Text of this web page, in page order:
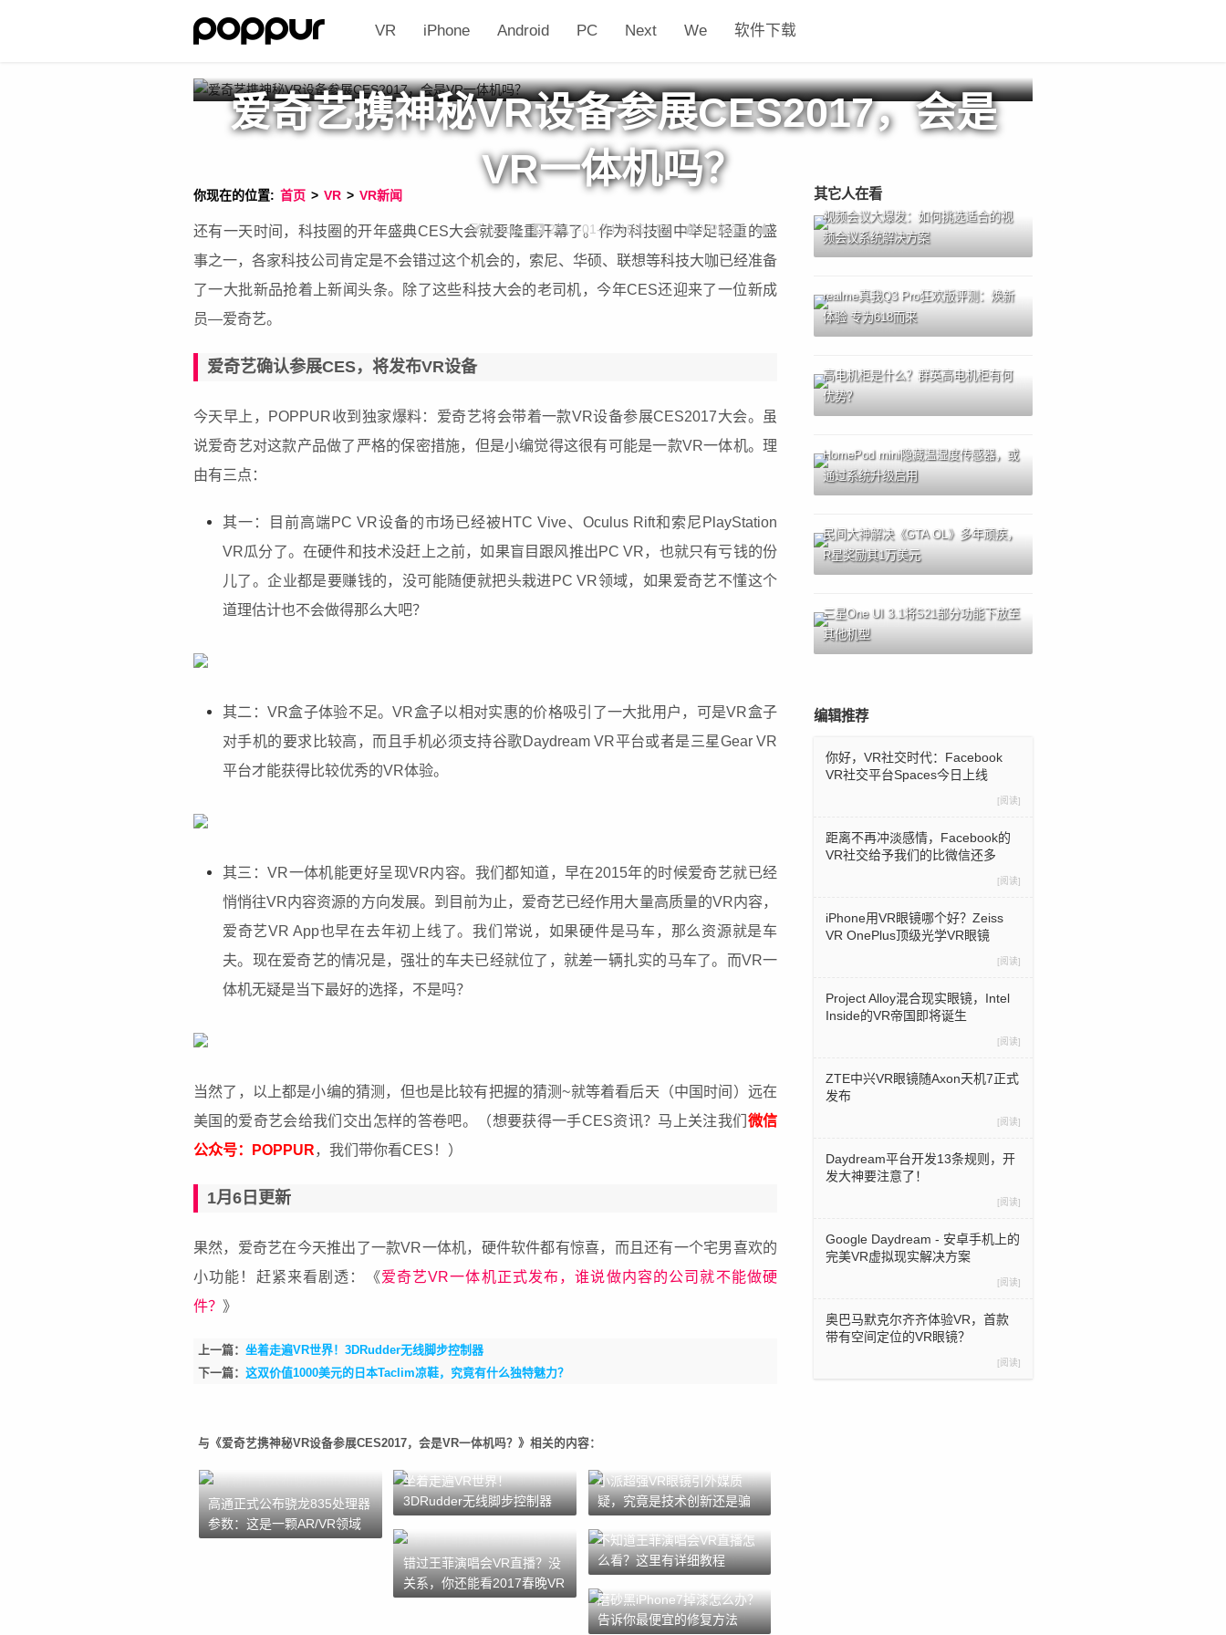
VR iPhone Android PC Next We 软件下载
爱奇艺携神秘VR设备参展CES2017，会是
VR一体机吗？
Jason 2017-01-04 15:54:52 VR新闻
你现在的位置: 首页 > VR > VR新闻
还有一天时间，科技圈的开年盛典CES大会就要隆重开幕了。作为科技圈中举足轻重的盛
事之一，各家科技公司肯定是不会错过这个机会的，索尼、华硕、联想等科技大咖已经准备
了一大批新品抢着上新闻头条。除了这些科技大会的老司机，今年CES还迎来了一位新成
员—爱奇艺。
爱奇艺确认参展CES，将发布VR设备
今天早上，POPPUR收到独家爆料：爱奇艺将会带着一款VR设备参展CES2017大会。虽
说爱奇艺对这款产品做了严格的保密措施，但是小编觉得这很有可能是一款VR一体机。理
由有三点：
其一：目前高端PC VR设备的市场已经被HTC Vive、Oculus Rift和索尼PlayStation
VR瓜分了。在硬件和技术没赶上之前，如果盲目跟风推出PC VR，也就只有亏钱的份
儿了。企业都是要赚钱的，没可能随便就把头栽进PC VR领域，如果爱奇艺不懂这个
道理估计也不会做得那么大吧？
其二：VR盒子体验不足。VR盒子以相对实惠的价格吸引了一大批用户，可是VR盒子
对手机的要求比较高，而且手机必须支持谷歌Daydream VR平台或者是三星Gear VR
平台才能获得比较优秀的VR体验。
其三：VR一体机能更好呈现VR内容。我们都知道，早在2015年的时候爱奇艺就已经
悄悄往VR内容资源的方向发展。到目前为止，爱奇艺已经作用大量高质量的VR内容，
爱奇艺VR App也早在去年初上线了。我们常说，如果硬件是马车，那么资源就是车
夫。现在爱奇艺的情况是，强壮的车夫已经就位了，就差一辆扎实的马车了。而VR一
体机无疑是当下最好的选择，不是吗？
当然了，以上都是小编的猜测，但也是比较有把握的猜测~就等着看后天（中国时间）远在
美国的爱奇艺会给我们交出怎样的答卷吧。（想要获得一手CES资讯？马上关注我们微信
公众号：POPPUR ，我们带你看CES！）
1月6日更新
果然，爱奇艺在今天推出了一款VR一体机，硬件软件都有惊喜，而且还有一个宅男喜欢的
小功能！赶紧来看剧透：《爱奇艺VR一体机正式发布，谁说做内容的公司就不能做硬
件？ 》
上一篇： 坐着走遍VR世界！3DRudder无线脚步控制器
下一篇： 这双价值1000美元的日本Taclim凉鞋，究竟有什么独特魅力？
与《爱奇艺携神秘VR设备参展CES2017，会是VR一体机吗？》相关的内容：
高通正式公布骁龙835处理器
参数：这是一颗AR/VR领域
坐着走遍VR世界！
3DRudder无线脚步控制器
小派超强VR眼镜引外媒质
疑，究竟是技术创新还是骗
错过王菲演唱会VR直播？没
关系，你还能看2017春晚VR
不知道王菲演唱会VR直播怎
么看？这里有详细教程
磨砂黑iPhone7掉漆怎么办？
告诉你最便宜的修复方法
其它人在看
视频会议大爆发：如何挑选适合的视
频会议系统解决方案
realme真我Q3 Pro狂欢版评测：焕新
体验 专为618而来
高电机柜是什么？群英高电机柜有何
优势？
HomePod mini隐藏温湿度传感器，或
通过系统升级启用
民间大神解决《GTA OL》多年顽疾，
R星奖励其1万美元
三星One UI 3.1将S21部分功能下放至
其他机型
编辑推荐
你好，VR社交时代：Facebook
VR社交平台Spaces今日上线
[阅读]
距离不再冲淡感情，Facebook的
VR社交给予我们的比微信还多
[阅读]
iPhone用VR眼镜哪个好？Zeiss
VR OnePlus顶级光学VR眼镜
[阅读]
Project Alloy混合现实眼镜，Intel
Inside的VR帝国即将诞生
[阅读]
ZTE中兴VR眼镜随Axon天机7正式
发布
[阅读]
Daydream平台开发13条规则，开
发大神要注意了！
[阅读]
Google Daydream - 安卓手机上的
完美VR虚拟现实解决方案
[阅读]
奥巴马默克尔齐齐体验VR，首款
带有空间定位的VR眼镜？
[阅读]